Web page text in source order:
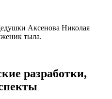
Аксенова Николая
тыла.
разработки,